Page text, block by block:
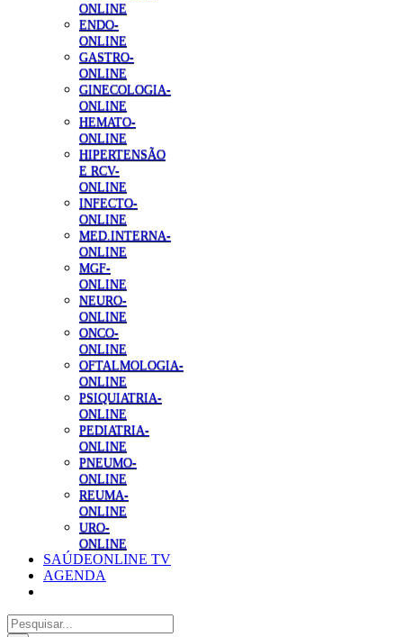
ONLINE
ENDO-
ONLINE
GASTRO-
ONLINE
GINECOLOGIA-
ONLINE
HEMATO-
ONLINE
HIPERTENSÃO
E RCV-
ONLINE
INFECTO-
ONLINE
MED.INTERNA-
ONLINE
MGF-
ONLINE
NEURO-
ONLINE
ONCO-
ONLINE
OFTALMOLOGIA-
ONLINE
PSIQUIATRIA-
ONLINE
PEDIATRIA-
ONLINE
PNEUMO-
ONLINE
REUMA-
ONLINE
URO-
ONLINE
SAÚDEONLINE TV
AGENDA
Pesquisar